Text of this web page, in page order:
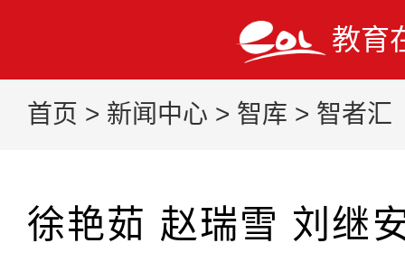
教育
首页 > 新闻中心 > 智库 > 智者汇
徐艳茹 赵瑞雪 刘继